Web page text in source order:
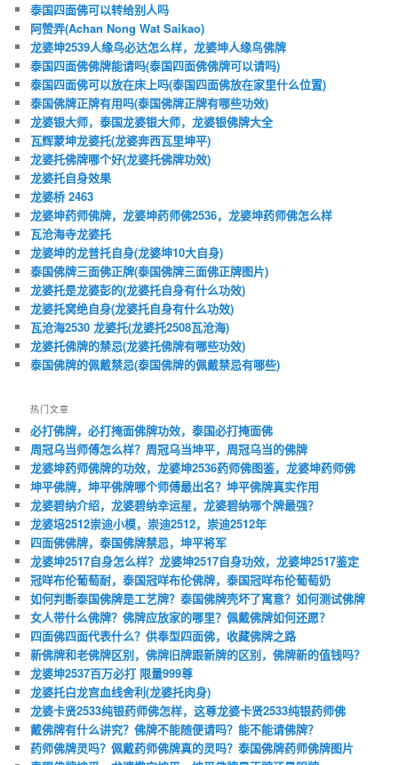
泰国四面佛可以转给别人吗
阿赞弄(Achan Nong Wat Saikao)
龙婆坤2539人缘鸟必达怎么样，龙婆坤人缘鸟佛牌
泰国四面佛佛牌能请吗(泰国四面佛佛牌可以请吗)
泰国四面佛可以放在床上吗(泰国四面佛放在家里什么位置)
泰国佛牌正牌有用吗(泰国佛牌正牌有哪些功效)
龙婆银大师，泰国龙婆银大师，龙婆银佛牌大全
瓦辉蒙坤龙婆托(龙婆奔西瓦里坤平)
龙婆托佛牌哪个好(龙婆托佛牌功效)
龙婆托自身效果
龙婆桥 2463
龙婆坤药师佛牌，龙婆坤药师佛2536，龙婆坤药师佛怎么样
瓦沧海寺龙婆托
龙婆坤的龙普托自身(龙婆坤10大自身)
泰国佛牌三面佛正牌(泰国佛牌三面佛正牌图片)
龙婆托是龙婆彭的(龙婆托自身有什么功效)
龙婆托窝绝自身(龙婆托自身有什么功效)
瓦沧海2530 龙婆托(龙婆托2508瓦沧海)
龙婆托佛牌的禁忌(龙婆托佛牌有哪些功效)
泰国佛牌的佩戴禁忌(泰国佛牌的佩戴禁忌有哪些)
热门文章
必打佛牌，必打掩面佛牌功效，泰国必打掩面佛
周冠乌当师傅怎么样？周冠乌当坤平，周冠乌当的佛牌
龙婆坤药师佛牌的功效，龙婆坤2536药师佛图鉴，龙婆坤药师佛
坤平佛牌，坤平佛牌哪个师傅最出名？坤平佛牌真实作用
龙婆碧纳介绍，龙婆碧纳幸运星，龙婆碧纳哪个牌最强？
龙婆培2512崇迪小模，崇迪2512，崇迪2512年
四面佛佛牌，泰国佛牌禁忌，坤平将军
龙婆坤2517自身怎么样？龙婆坤2517自身功效，龙婆坤2517鉴定
冠咩布伦葡萄耐，泰国冠咩布伦佛牌，泰国冠咩布伦葡萄奶
如何判断泰国佛牌是工艺牌？泰国佛牌壳坏了寓意？如何测试佛牌
女人带什么佛牌？佛牌应放家的哪里？佩戴佛牌如何还愿？
四面佛四面代表什么？供奉型四面佛，收藏佛牌之路
新佛牌和老佛牌区别，佛牌旧牌跟新牌的区别，佛牌新的值钱吗？
龙婆坤2537百万必打 限量999尊
龙婆托白龙宫血线舍利(龙婆托肉身)
龙婆卡贤2533纯银药师佛怎样，这尊龙婆卡贤2533纯银药师佛
戴佛牌有什么讲究？佛牌不能随便请吗？能不能请佛牌？
药师佛牌灵吗？佩戴药师佛牌真的灵吗？泰国佛牌药师佛牌图片